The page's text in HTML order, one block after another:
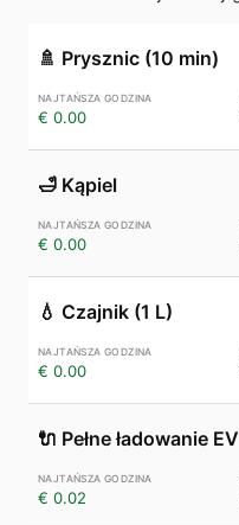
🚿 Prysznic (10 min)
€ 0.00
🛁 Kąpiel
€ 0.00
💧 Czajnik (1 L)
€ 0.00
🔌 Pełne ładowanie EV
€ 0.02